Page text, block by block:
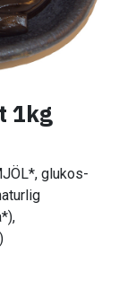
1kg
glukos-